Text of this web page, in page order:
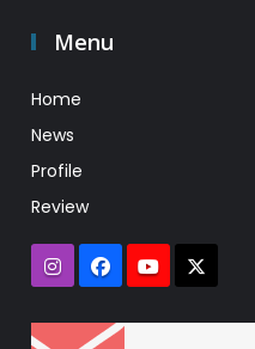
Menu
Home
News
Profile
Review